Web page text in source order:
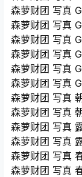
森萝财团 写真
森萝财团 写真
森萝财团 写真
森萝财团 写真
森萝财团 写真
森萝财团 写真
森萝财团 写真
森萝财团 写真
森萝财团 写真
森萝财团 写真
森萝财团 写真
森萝财团 写真